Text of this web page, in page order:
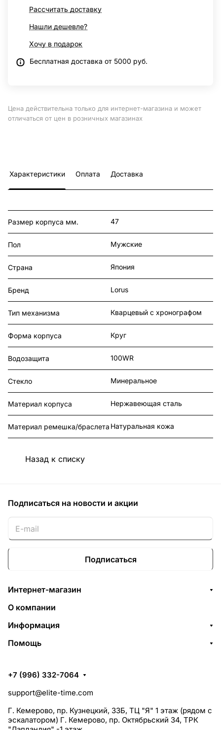
Рассчитать доставку
Нашли дешевле?
Хочу в подарок
Бесплатная доставка от 5000 руб.
Цена действительна только для интернет-магазина и может
отличаться от цен в розничных магазинах
Характеристики Оплата Доставка
Размер корпуса мм. 47
Пол Мужские
Страна Япония
Бренд Lorus
Тип механизма Кварцевый с хронографом
Форма корпуса Круг
Водозащита 100WR
Стекло Минеральное
Материал корпуса Нержавеющая сталь
Материал ремешка/браслета Натуральная кожа
Назад к списку
Подписаться на новости и акции
Подписаться
Интернет-магазин
О компании
Информация
Помощь
+7 (996) 332-7064
support@elite-time.com
Г. Кемерово, пр. Кузнецкий, 33Б, ТЦ "Я" 1 этаж (рядом с
эскалатором) Г. Кемерово, пр. Октябрьский 34, ТРК